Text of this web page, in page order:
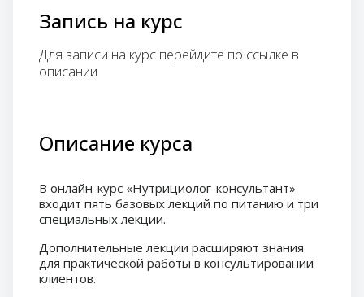
Описание курса
В онлайн-курс «Нутрициолог-консультант»
входит пять базовых лекций по питанию и три
специальных лекции.
Дополнительные лекции расширяют знания
для практической работы в консультировании
клиентов.
Запись на курс
Для записи на курс перейдите по ссылке в
описании